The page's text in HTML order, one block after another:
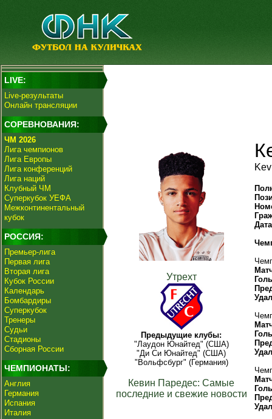
LIVE:
Live-результаты
Онлайн трансляции
СОРЕВНОВАНИЯ:
ЧМ 2026
Лига чемпионов
Лига Европы
Лига конференций
Лига наций
Клубный ЧМ
Суперкубок УЕФА
Межконтинентальный
кубок
РОССИЯ:
Премьер-лига
Первая лига
Вторая лига
Кубок России
Календарь
Бомбардиры
Суперкубок
Тренеры
Судьи
Стадионы
Сборная России
ЧЕМПИОНАТЫ:
Англия
Германия
Испания
Италия
Утрехт
Предыдущие клубы:
"Лаудон Юнайтед" (США)
"Ди Си Юнайтед" (США)
"Вольфсбург" (Германия)
Кевин Паредес: Самые
последние и свежие новости